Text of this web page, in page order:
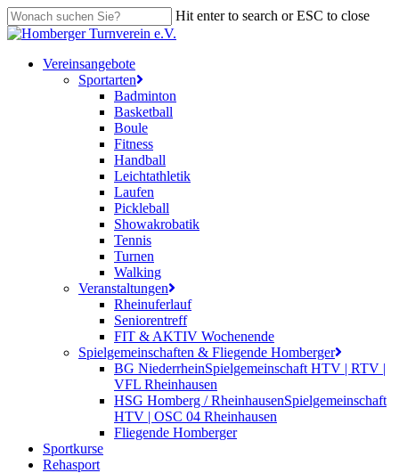
Skip
to
content
Hit enter to search or ESC to close
Close
search
Menu
Vereinsangebote
Sportarten
Badminton
Basketball
Boule
Fitness
Handball
Leichtathletik
Laufen
Pickleball
Showakrobatik
Tennis
Turnen
Walking
Veranstaltungen
Rheinuferlauf
Seniorentreff
FIT & AKTIV Wochenende
Spielgemeinschaften & Fliegende Homberger
BG NiederrheinSpielgemeinschaft HTV | RTV |
VFL Rheinhausen
HSG Homberg / RheinhausenSpielgemeinschaft
HTV | OSC 04 Rheinhausen
Fliegende Homberger
Sportkurse
Rehasport